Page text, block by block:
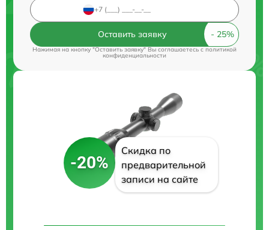
Оставить заявку
Нажимая на кнопку "Оставить заявку" Вы соглашаетесь cполитикой
конфиденциальности
-20%
Скидка по
предварительной
записи на сайте